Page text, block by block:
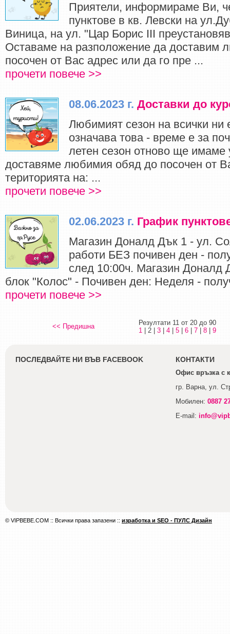
Приятели, информираме Ви,
пунктове в кв. Левски на
Виница, на ул. "Цар Борис III
Оставаме на разположение да доставим
посочен от Вас адрес или да го пре ...
прочети повече >>
08.06.2023 г. Доставки до
Любимият сезон на всички ни
означава това - време е за
летен сезон отново ще имаме
доставяме любимия обяд до посочен от
територията на: ...
прочети повече >>
02.06.2023 г. График
Магазин Доналд Дък 1 - ул.
работи БЕЗ почивен ден -
след 10:00ч. Магазин Доналд
блок "Колос" - Почивен ден: Неделя -
прочети повече >>
<< Предишна
Резултати 11 от 20 до 90
1| 2 | 3| 4| 5| 6| 7| 8| 9
ПОСЛЕДВАЙТЕ НИ ВЪВ FACEBOOK КОНТАКТИ
Офис връзка с
гр. Варна, ул.
Мобилен: 0887
E-mail:
© VIPBEBE.COM :: Всички права запазени :: изработка и SEO - ПУЛС Дизайн